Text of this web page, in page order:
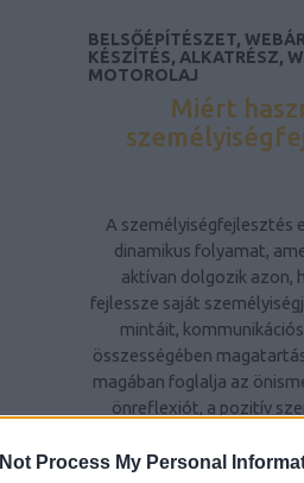
Process My Personal
BELSŐÉPÍTÉSZET,
KÉSZÍTÉS, ALKATRÉSZ,
MOTOROLAJ
Miért
A személyiségfejlesztés
dinamikus folyamat,
aktívan dolgozik azon,
fejlessze saját
mintáit,
összességében
magában foglalja az
önreflexiót, a pozitív
tulajdonságok